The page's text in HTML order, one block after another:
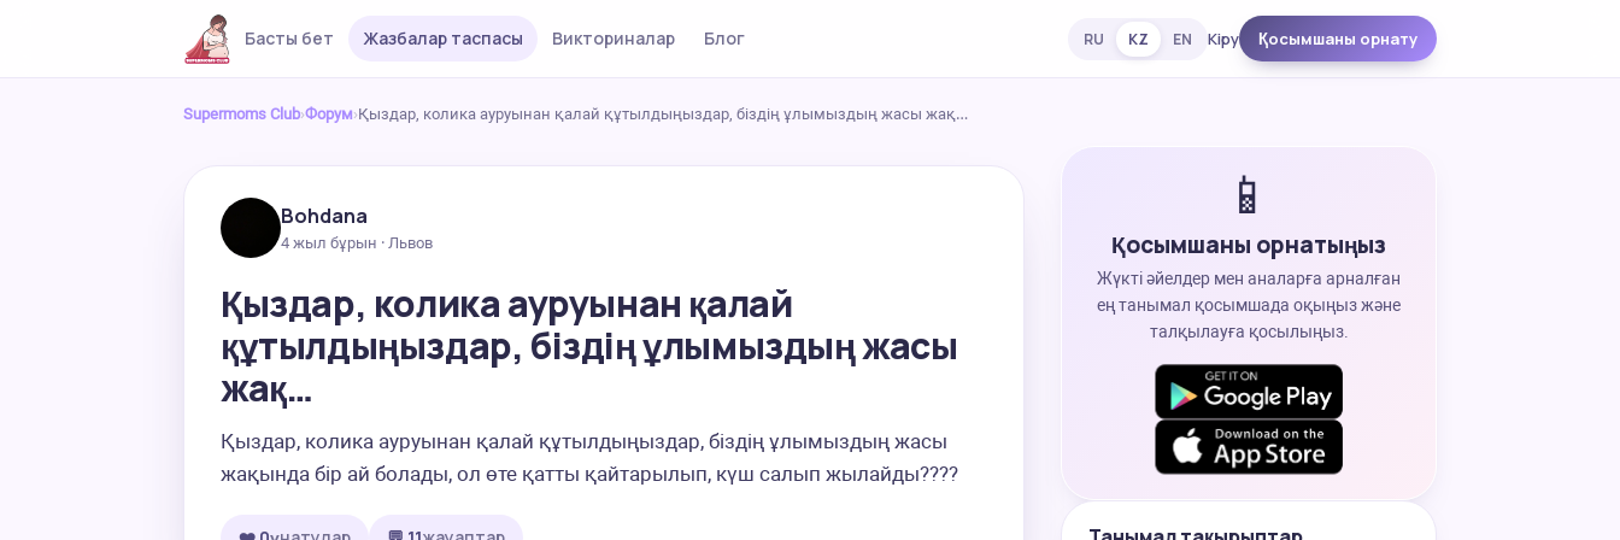
Басты бет Жазбалар таспасы Викториналар Блог RU KZ EN Кіру Қосымшаны орнату
Supermoms Club›Форум›Қыздар, колика ауруынан қалай құтылдыңыздар, біздің ұлымыздың жасы жақ…
Bohdana
4 жыл бұрын · Львов
Қыздар, колика ауруынан қалай
құтылдыңыздар, біздің ұлымыздың жасы
жақ…
Қыздар, колика ауруынан қалай құтылдыңыздар, біздің ұлымыздың жасы
жақында бір ай болады, ол өте қатты қайтарылып, күш салып жылайды????
📱
Қосымшаны орнатыңыз
Жүкті әйелдер мен аналарға арналған
ең танымал қосымшада оқыңыз және
талқылауға қосылыңыз.